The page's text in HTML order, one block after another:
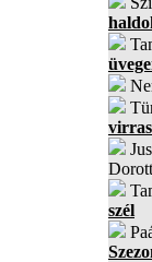
szél